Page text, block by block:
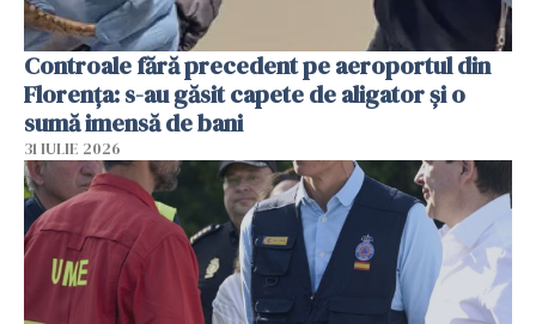
Controale fără precedent pe aeroportul din
Florența: s-au găsit capete de aligator și o
sumă imensă de bani
31 IULIE 2026